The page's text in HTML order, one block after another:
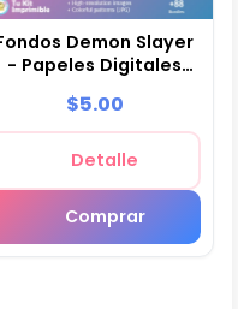
Demon Slayer
- Papeles Digitales
$5.00
Detalle
Comprar